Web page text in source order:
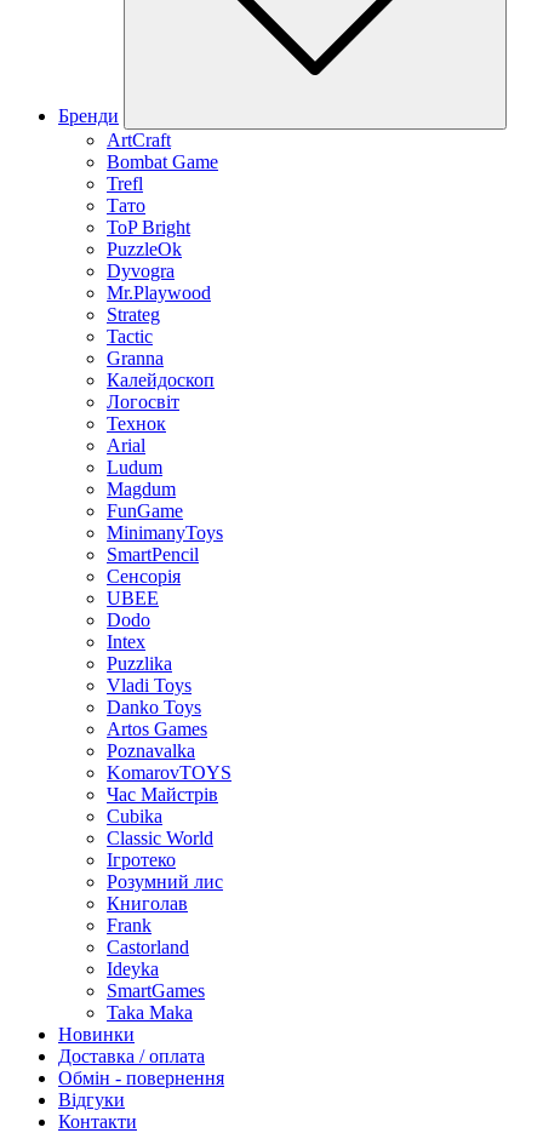
Бренди
ArtCraft
Bombat Game
Trefl
Тато
ToP Bright
PuzzleOk
Dyvogra
Mr.Playwood
Strateg
Tactic
Granna
Калейдоскоп
Логосвіт
Технок
Arial
Ludum
Magdum
FunGame
MinimanyToys
SmartPencil
Сенсорія
UBEE
Dodo
Intex
Puzzlika
Vladi Toys
Danko Toys
Artos Games
Poznavalka
KomarovTOYS
Час Майстрів
Cubika
Classic World
Ігротеко
Розумний лис
Книголав
Frank
Castorland
Ideyka
SmartGames
Taka Maka
Новинки
Доставка / оплата
Обмін - повернення
Відгуки
Контакти